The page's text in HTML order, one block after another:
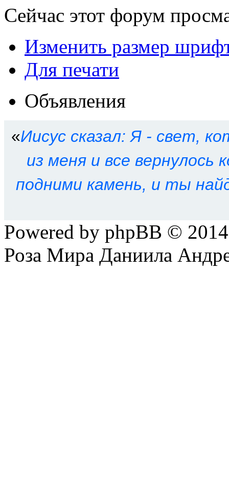
Сейчас этот форум
Изменить размер
Для печати
Объявления
«Иисус сказал: Я - свет,
из меня и все вернулось
подними камень, и ты
Powered by phpBB ©
Роза Мира Даниила